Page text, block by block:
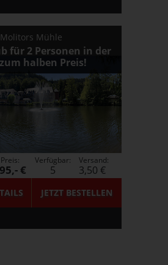
Molitors Mühle
für 2 Personen in der
halben Preis!
JETZTBESTELLEN
Preis:
€
Verfügbar:
5
Versand:
3,50 €